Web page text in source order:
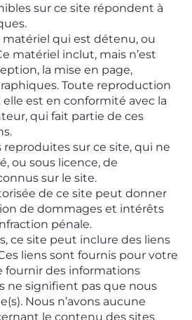
sur ce site répondent à
qui est détenu, ou
matériel inclut, mais n’est
la mise en page,
Toute reproduction
est en conformité avec la
qui fait partie de ces
reproduites sur ce site, qui ne
ou sous licence, de
sur le site.
de ce site peut donner
de dommages et intérêts
pénale.
ce site peut inclure des liens
liens sont fournis pour votre
fournir des informations
ne signifient pas que nous
Nous n’avons aucune
le contenu des sites